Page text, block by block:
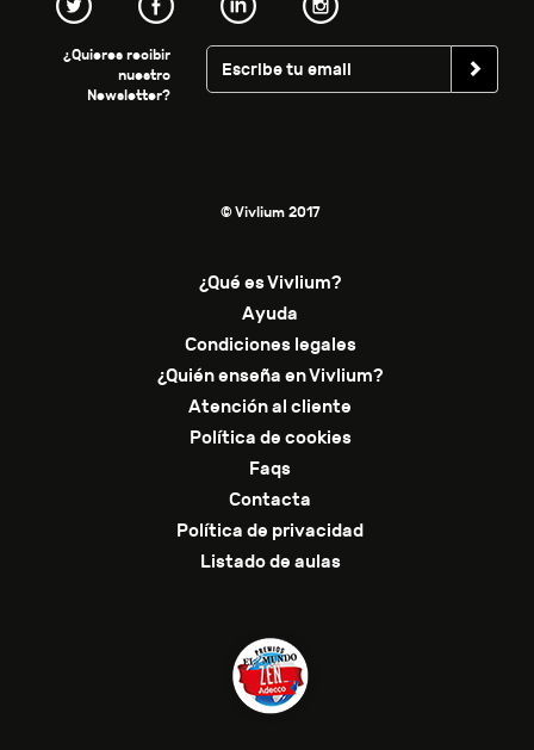
¿Quieres recibir
nuestro
Newsletter?
© Vivlium 2017
¿Qué es Vivlium?
Ayuda
Condiciones legales
¿Quién enseña en Vivlium?
Atención al cliente
Política de cookies
Faqs
Contacta
Política de privacidad
Listado de aulas